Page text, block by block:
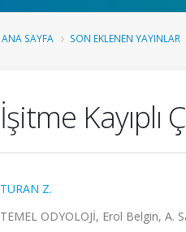
ANA SAYFA SON EKLENEN YAYINLAR
İşitme Kayıplı
TURAN Z.
TEMEL ODYOLOJİ, Erol Belgin, A.